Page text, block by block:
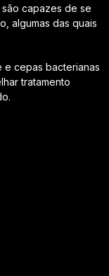
capazes de se
algumas das quais
e cepas bacterianas
tratamento